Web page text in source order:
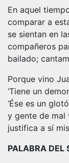
En aquel
comparar a
se sientan en
compañeros
bailado;
Porque vino
‘Tiene un
‘Ése es un
y gente de mal
justifica a sí
PALABRA DEL